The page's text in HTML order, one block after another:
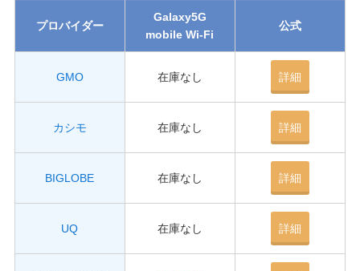
プロバイダー
Galaxy5G
mobile Wi-Fi
公式
GMO 在庫なし 詳細
カシモ 在庫なし 詳細
BIGLOBE 在庫なし 詳細
UQ 在庫なし 詳細